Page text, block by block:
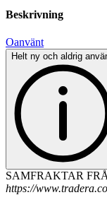
Beskrivning
Oanvänt
Helt ny och aldrig
SAMFRAKTAR
https://